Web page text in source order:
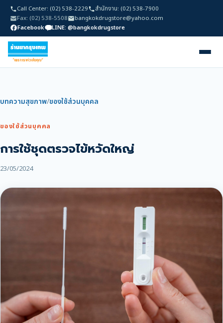
Call Center: (02) 538-2229
สำนักงาน: (02) 538-7900
Fax: (02) 538-5508
bangkokdrugstore@yahoo.com
Facebook
LINE: @bangkokdrugstore
บทความสุขภาพ/ของใช้ส่วนบุคคล
ของใช้ส่วนบุคคล
การใช้ชุดตรวจไข้หวัดใหญ่
23/05/2024